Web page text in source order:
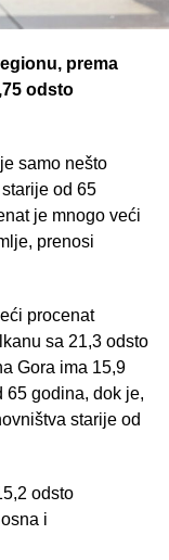
prema
odsto
samo nešto
od 65
je mnogo veći
prenosi
procenat
sa 21,3 odsto
Gora ima 15,9
65 godina, dok je,
starije od
odsto
i